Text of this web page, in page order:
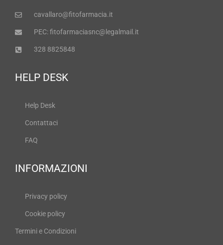
cavallaro@fitofarmacia.it
PEC: fitofarmaciasnc@legalmail.it
328 8825848
HELP DESK
Help Desk
Contattaci
FAQ
INFORMAZIONI
Privacy policy
Cookie policy
Termini e Condizioni